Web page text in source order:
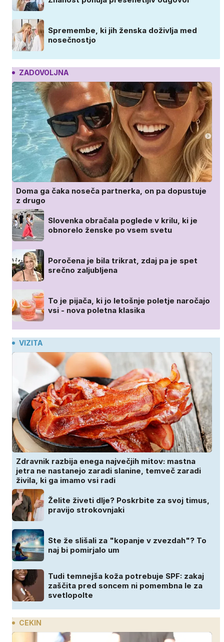
Spremembe, ki jih ženska doživlja med
nosečnostjo
ZADOVOLJNA
Doma ga čaka noseča partnerka, on pa dopustuje
z drugo
Slovenka obračala poglede v krilu, ki je
obnorelo ženske po vsem svetu
Poročena je bila trikrat, zdaj pa je spet
srečno zaljubljena
To je pijača, ki jo letošnje poletje naročajo
vsi - nova poletna klasika
VIZITA
Zdravnik razbija enega največjih mitov: mastna
jetra ne nastanejo zaradi slanine, temveč zaradi
živila, ki ga imamo vsi radi
Želite živeti dlje? Poskrbite za svoj timus,
pravijo strokovnjaki
Ste že slišali za "kopanje v zvezdah"? To
naj bi pomirjalo um
Tudi temnejša koža potrebuje SPF: zakaj
zaščita pred soncem ni pomembna le za
svetlopolte
CEKIN